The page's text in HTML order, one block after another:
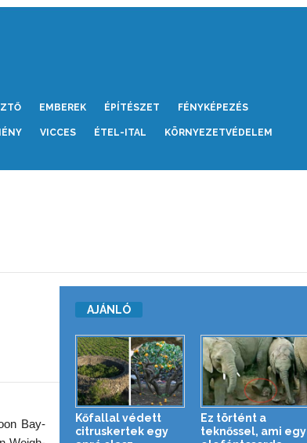
EMBEREK ÉPÍTÉSZET FÉNYKÉPEZÉS
VICCES ÉTEL-ITAL KÖRNYEZETVÉDELEM
Bay-
AJÁNLÓ
Kőfallal védett
citruskertek egy
Ez történt a
teknőssel, ami egy